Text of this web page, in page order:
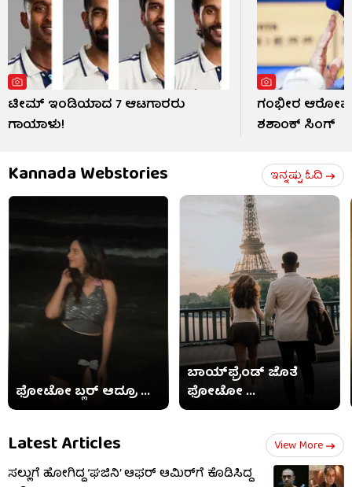
ಟೀಮ್ ಇಂಡಿಯಾದ 7 ಆಟಗಾರರು
ಗಾಯಾಳು!
ಗಂಭೀರ
ಶಶಾಂಕ್ ಸಿಂಗ್
Kannada Webstories ಇನ್ನಷ್ಟು ಓದಿ
ಫೋಟೋ ಬ್ಲರ್ ಆದ್ರೂ ...
ಬಾಯ್​​ಫ್ರೆಂಡ್ ಜೊತೆ
ಫೋಟೋ ...
Latest Articles View More
ಸಲ್ಲುಗೆ ಹೋಗಿದ್ದ ‘ಘಜಿನಿ’ ಆಫರ್ ಆಮಿರ್​​ಗೆ ಕೊಡಿಸಿದ್ದ